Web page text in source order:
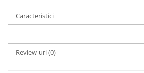
Caracteristici
Review-uri(0)